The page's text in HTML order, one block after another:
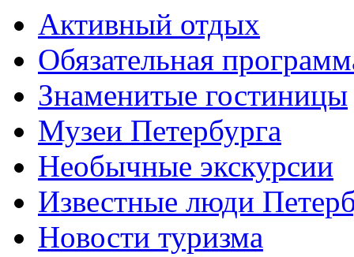
Активный отдых
Обязательная
Знаменитые гостиницы
Музеи Петербурга
Необычные экскурсии
Известные люди
Новости туризма